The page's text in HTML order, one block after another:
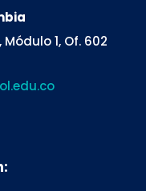
1, Of. 602